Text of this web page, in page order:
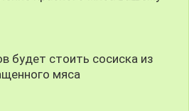
будет стоить сосиска из
мяса